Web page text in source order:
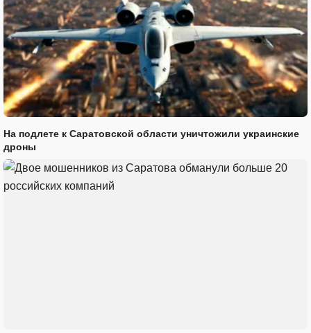
На подлете к Саратовской области уничтожили украинские
дроны